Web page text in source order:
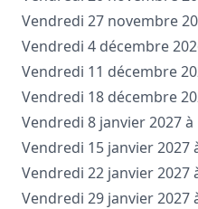
Vendredi 27 novembre
Vendredi 4 décembre
Vendredi 11 décembre
Vendredi 18 décembre
Vendredi 8 janvier 2027 à
Vendredi 15 janvier 2027
Vendredi 22 janvier 2027
Vendredi 29 janvier 2027